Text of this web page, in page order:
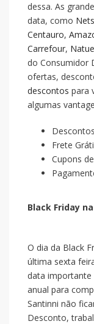
dessa. As
data, como
Centauro,
Carrefour, Natue
do Consumidor
ofertas,
descontos para
algumas
Frete
Cupons
Black Friday
O dia da Black
última sexta
data importante
anual para
Santinni não
Desconto,